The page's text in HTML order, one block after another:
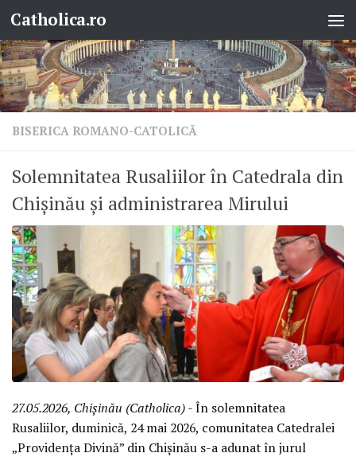
Skip to content
Catholica.ro
BISERICA ROMANO-CATOLICĂ
Solemnitatea Rusaliilor în Catedrala din
Chișinău și administrarea Mirului
27.05.2026, Chișinău (Catholica)- În solemnitatea
Rusaliilor, duminică, 24 mai 2026, comunitatea Catedralei
„Providența Divină” din Chișinău s-a adunat în jurul